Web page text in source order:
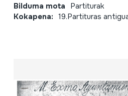
Bilduma mota Partiturak
Kokapena: 19.Partituras